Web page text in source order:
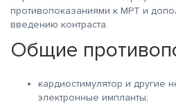
противопоказаниями к МРТ и
введению контраста.
Общие
кардиостимулятор и другие
электронные импланты;